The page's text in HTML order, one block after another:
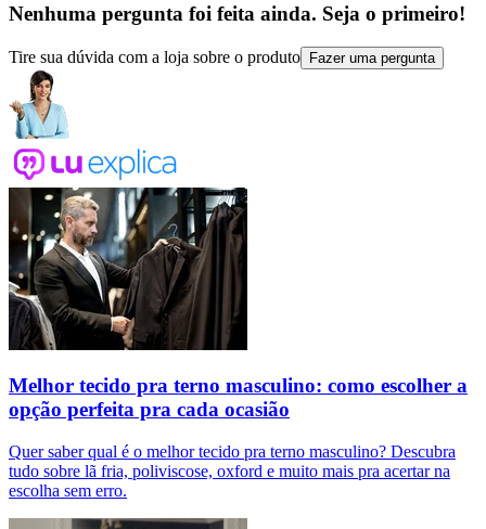
Nenhuma pergunta foi feita ainda. Seja o primeiro!
Tire sua dúvida com a loja sobre o produto Fazer uma pergunta
Melhor tecido pra terno masculino: como escolher a
opção perfeita pra cada ocasião
Quer saber qual é o melhor tecido pra terno masculino? Descubra
tudo sobre lã fria, poliviscose, oxford e muito mais pra acertar na
escolha sem erro.